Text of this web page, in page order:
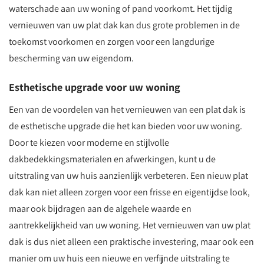
waterschade aan uw woning of pand voorkomt. Het tijdig
vernieuwen van uw plat dak kan dus grote problemen in de
toekomst voorkomen en zorgen voor een langdurige
bescherming van uw eigendom.
Esthetische upgrade voor uw woning
Een van de voordelen van het vernieuwen van een plat dak is
de esthetische upgrade die het kan bieden voor uw woning.
Door te kiezen voor moderne en stijlvolle
dakbedekkingsmaterialen en afwerkingen, kunt u de
uitstraling van uw huis aanzienlijk verbeteren. Een nieuw plat
dak kan niet alleen zorgen voor een frisse en eigentijdse look,
maar ook bijdragen aan de algehele waarde en
aantrekkelijkheid van uw woning. Het vernieuwen van uw plat
dak is dus niet alleen een praktische investering, maar ook een
manier om uw huis een nieuwe en verfijnde uitstraling te